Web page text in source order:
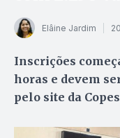
Elâine Jardim
Inscrições
horas e devem
pelo site da